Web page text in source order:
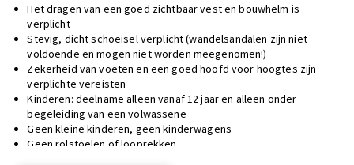
Het dragen van een goed zichtbaar vest en bouwhelm is
verplicht
Stevig, dicht schoeisel verplicht (wandelsandalen zijn niet
voldoende en mogen niet worden meegenomen!)
Zekerheid van voeten en een goed hoofd voor hoogtes zijn
verplichte vereisten
Kinderen: deelname alleen vanaf 12 jaar en alleen onder
begeleiding van een volwassene
Geen kleine kinderen, geen kinderwagens
Geen rolstoelen of looprekken